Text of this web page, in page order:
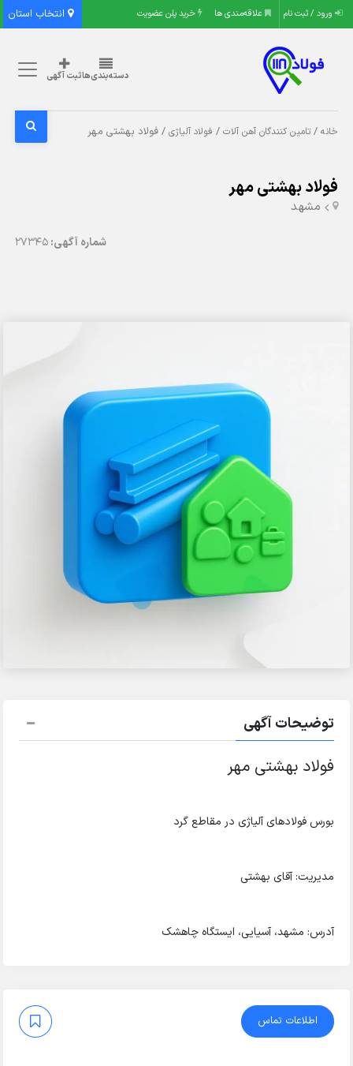
انتخاب استان ورود / ثبت نام علاقه‌مندی ها خرید پلن عضویت
دسته‌بندی‌هاثبت آگهی
خانه /تامین کنندگان آهن آلات / فولاد آلیاژی / فولاد بهشتی مهر
فولاد بهشتی مهر
مشهد
شماره آگهی:27345
توضیحات آگهی
فولاد بهشتی مهر
بورس فولادهای آلیاژی در مقاطع گرد
مدیریت: آقای بهشتی
آدرس: مشهد، آسیایی، ایستگاه چاهشک
اطلاعات تماس